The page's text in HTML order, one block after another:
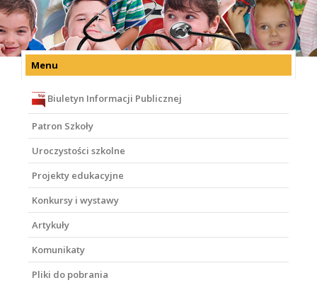
Menu
Biuletyn Informacji Publicznej
Patron Szkoły
Uroczystości szkolne
Projekty edukacyjne
Konkursy i wystawy
Artykuły
Komunikaty
Pliki do pobrania